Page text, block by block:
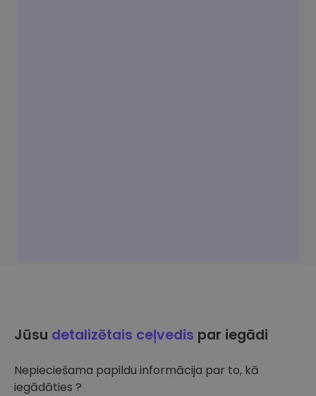
Jūsu detalizētais ceļvedis par iegādi
Nepieciešama papildu informācija par to, kā
iegādāties ?